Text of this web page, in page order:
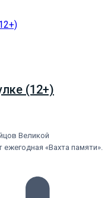
(12+)
Великой
«Вахта памяти».